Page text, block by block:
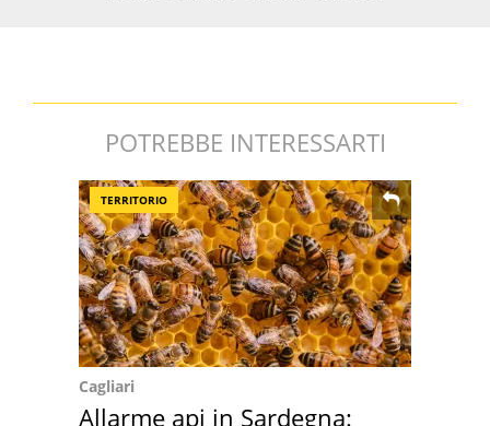
POTREBBE INTERESSARTI
TERRITORIO
Cagliari
Allarme api in Sardegna: